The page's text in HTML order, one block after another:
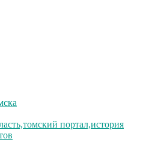
портал,история